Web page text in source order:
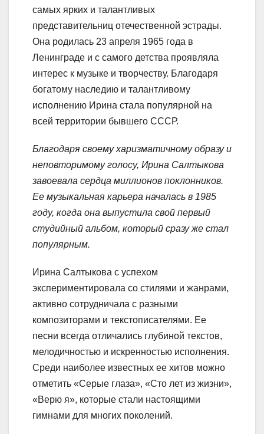
самых ярких и талантливых
представительниц отечественной эстрады.
Она родилась 23 апреля 1965 года в
Ленинграде и с самого детства проявляла
интерес к музыке и творчеству. Благодаря
богатому наследию и талантливому
исполнению Ирина стала популярной на
всей территории бывшего СССР.
Благодаря своему харизматичному образу и
неповторимому голосу, Ирина Салтыкова
завоевала сердца миллионов поклонников.
Ее музыкальная карьера началась в 1985
году, когда она выпустила свой первый
студийный альбом, который сразу же стал
популярным.
Ирина Салтыкова с успехом
экспериментировала со стилями и жанрами,
активно сотрудничала с разными
композиторами и текстописателями. Ее
песни всегда отличались глубиной текстов,
мелодичностью и искренностью исполнения.
Среди наиболее известных ее хитов можно
отметить «Серые глаза», «Сто лет из жизни»,
«Верю я», которые стали настоящими
гимнами для многих поколений.